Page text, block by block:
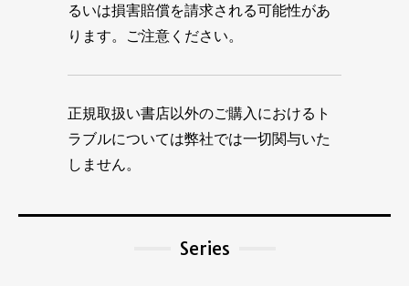
るいは損害賠償を請求される可能性があ
ります。ご注意ください。
正規取扱い書店以外のご購入におけるト
ラブルについては弊社では一切関与いた
しません。
Series